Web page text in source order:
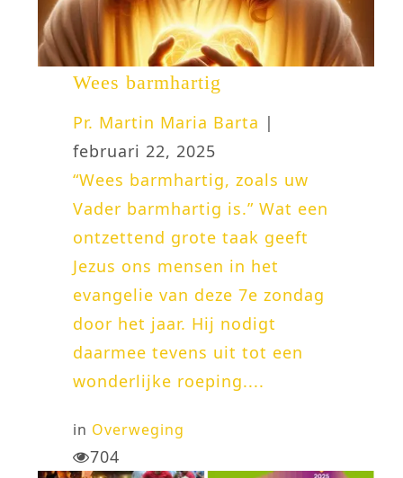
Wees barmhartig
Pr. Martin Maria Barta |
februari 22, 2025
“Wees barmhartig, zoals uw
Vader barmhartig is.” Wat een
ontzettend grote taak geeft
Jezus ons mensen in het
evangelie van deze 7e zondag
door het jaar. Hij nodigt
daarmee tevens uit tot een
wonderlijke roeping....
in Overweging
704